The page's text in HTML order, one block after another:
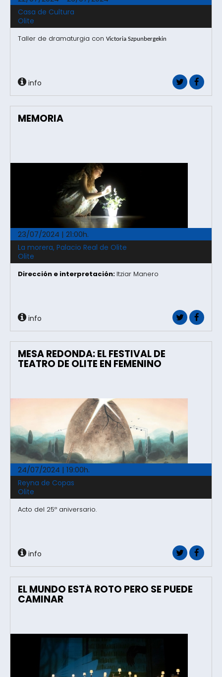
Casa de Cultura
Olite
Taller de dramaturgia con Victoria Szpunbergekin
info
MEMORIA
23/07/2024 | 21:00h.
La morera, Palacio Real de Olite
Olite
Dirección e interpretación: Itziar Manero
info
MESA REDONDA: EL FESTIVAL DE
TEATRO DE OLITE EN FEMENINO
24/07/2024 | 19:00h.
Reyna de Copas
Olite
Acto del 25º aniversario.
info
EL MUNDO ESTÁ ROTO PERO SE PUEDE
CAMINAR